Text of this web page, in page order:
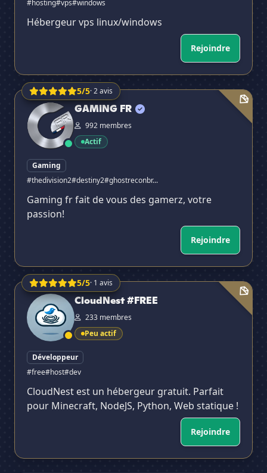
#hosting#vps#windows
Hébergeur vps linux/windows
Rejoindre
5/5· 2 avis
GAMING FR
GAMING FR
992 membres
Actif
Gaming
#thedivision2#destiny2#ghostreconbr...
Gaming fr fait de vous des gamerz, votre
passion!
Rejoindre
5/5· 1 avis
CloudNest #FREE
CloudNest #FREE
233 membres
Peu actif
Développeur
#free#host#dev
CloudNest est un hébergeur gratuit. Parfait
pour Minecraft, NodeJS, Python, Web statique !
Rejoindre